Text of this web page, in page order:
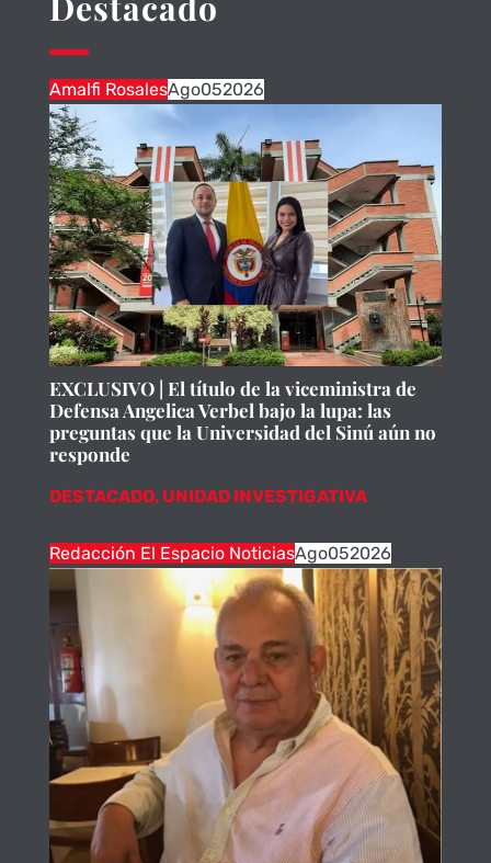
Amalfi RosalesAgo052026
EXCLUSIVO | El título de la viceministra de
Defensa Angelica Verbel bajo la lupa: las
preguntas que la Universidad del Sinú aún no
responde
DESTACADO, UNIDAD INVESTIGATIVA
Redacción El Espacio NoticiasAgo052026